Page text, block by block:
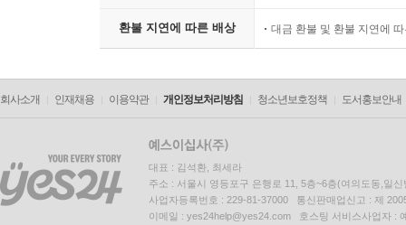
환불 지연에 따른 배상 대금 환불 및 환불 지연에
회사소개 인재채용 이용약관 개인정보처리방침 청소년보호정책 도서홍보안내
대표 : 김석환, 최세라
주소 : 서울시 영등포구 은행로 11, 5층~6층(여의도동,일신
사업자등록번호 : 229-81-37000 통신판매업신고 : 제
이메일 : yes24help@yes24.com 호스팅 서비스사업자 :